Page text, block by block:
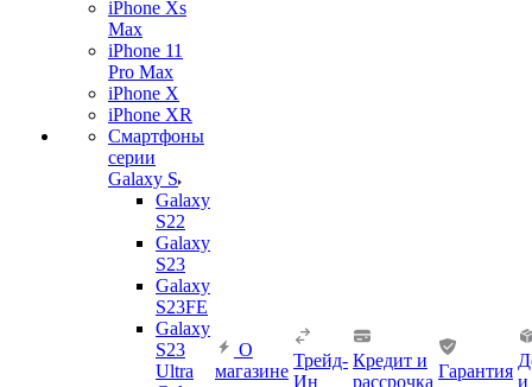
iPhone Xs
Max
iPhone 11
Pro Max
iPhone X
iPhone XR
Смартфоны
серии
Galaxy S
Galaxy
S22
Galaxy
S23
Galaxy
S23FE
Galaxy
S23
Ultra
О
магазине
Трейд-
Ин
Кредит и
рассрочка
Гарантия
и